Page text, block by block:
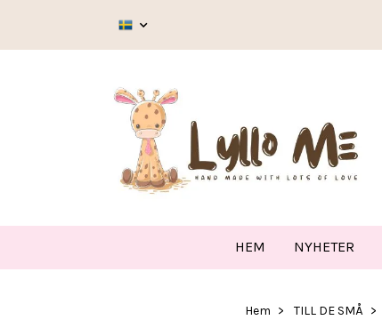
HEM NYHETER
Hem TILL DE SMÅ